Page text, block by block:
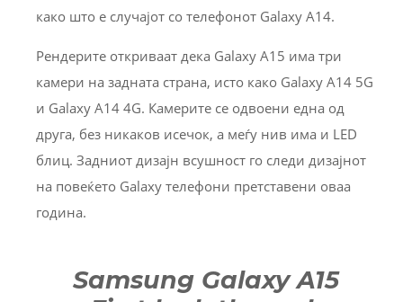
како што е случајот со телефонот Galaxy A14.
Рендерите откриваат дека Galaxy A15 има три
камери на задната страна, исто како Galaxy A14 5G
и Galaxy A14 4G. Камерите се одвоени една од
друга, без никаков исечок, а меѓу нив има и LED
блиц. Задниот дизајн всушност го следи дизајнот
на повеќето Galaxy телефони претставени оваа
година.
Samsung Galaxy A15